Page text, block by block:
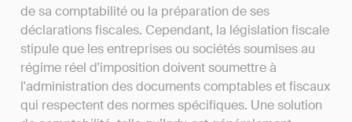
de sa comptabilité ou la préparation de ses
déclarations fiscales. Cependant, la législation fiscale
stipule que les entreprises ou sociétés soumises au
régime réel d'imposition doivent soumettre à
l'administration des documents comptables et fiscaux
qui respectent des normes spécifiques. Une solution